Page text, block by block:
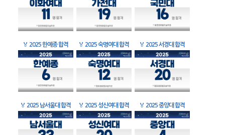
🏅 2025 한예종 합격 🏅 2025 숙명여대 합격 🏅 2025 서경대 합격
🏅 2025 남서울대 합격 🏅 2025 성신여대 합격 🏅 2025 중앙대 합격